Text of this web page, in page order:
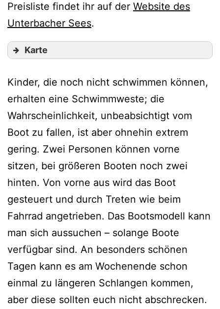
Preisliste findet ihr auf der Website des
Unterbacher Sees.
Karte
Kinder, die noch nicht schwimmen können,
erhalten eine Schwimmweste; die
Wahrscheinlichkeit, unbeabsichtigt vom
Boot zu fallen, ist aber ohnehin extrem
gering. Zwei Personen können vorne
sitzen, bei größeren Booten noch zwei
hinten. Von vorne aus wird das Boot
gesteuert und durch Treten wie beim
Fahrrad angetrieben. Das Bootsmodell kann
man sich aussuchen – solange Boote
verfügbar sind. An besonders schönen
Tagen kann es am Wochenende schon
einmal zu längeren Schlangen kommen,
aber diese sollten euch nicht abschrecken.